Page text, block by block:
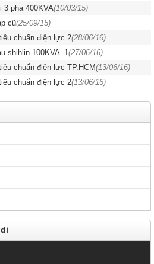
3 pha 400KVA(10/03/15)
cũ(25/09/15)
chuẩn điện lực 2(28/06/16)
shihlin 100KVA -1(27/06/16)
chuẩn điện lực TP.HCM(13/06/16)
chuẩn điện lực 2(13/06/16)